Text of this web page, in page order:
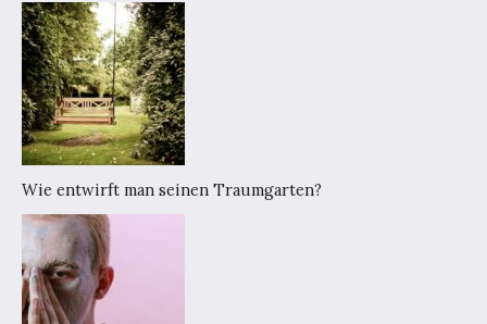
Wie entwirft man seinen Traumgarten?